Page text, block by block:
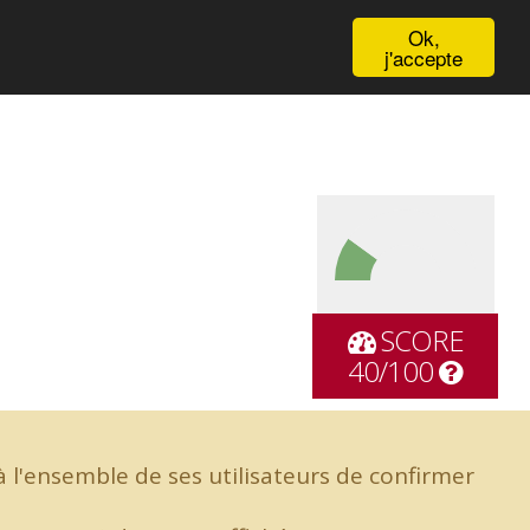
Ok,
j'accepte
SCORE
40/100
l'ensemble de ses utilisateurs de confirmer